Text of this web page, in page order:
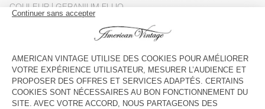
COULEUR | GERANIUM FLUO
3 5 7 9 11 13
GUIDE DES TAILLES